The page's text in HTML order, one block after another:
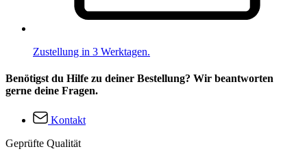
Zustellung in 3 Werktagen.
Benötigst du Hilfe zu deiner Bestellung? Wir beantworten
gerne deine Fragen.
Kontakt
Geprüfte Qualität